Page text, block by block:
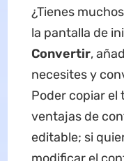
¿Tienes
la pantalla de
Convertir,
necesites y
Poder copiar el
ventajas de
editable; si